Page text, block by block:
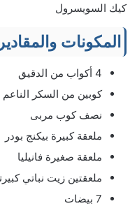
كيك السويسرول
المكونات
4 أكواب من الدقيق
كوبين من السكر الناعم
نصف كوب مربى
ملعقة كبيرة بيكنج بودر
ملعقة صغيرة فانيليا
ملعقتين زيت نباتي
7 بيضات